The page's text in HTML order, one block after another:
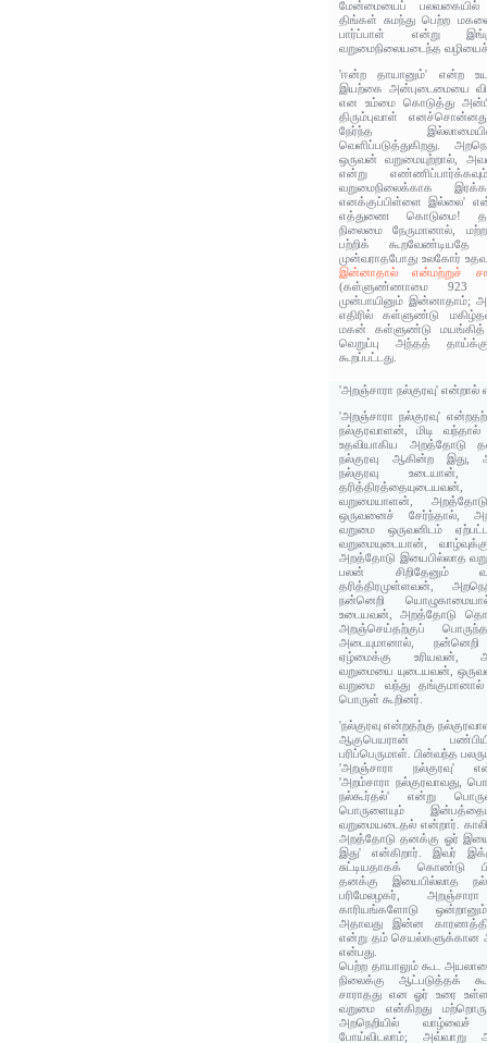
மேன்மையைப் பலவகையில்
திங்கள் சுமந்து பெற்ற
பார்ப்பாள் என்று
வறுமைநிலையடைந்த வழியைச்
'ஈன்ற தாயானும்' என்ற
இயற்கை அன்புடைமையை
என உம்மை கொடுத்து
திரும்புவாள்
நேர்ந்த
வெளிப்படுத்துகிறது.
ஒருவன் வறுமையுற்றால்,
என்று
வறுமைநிலைக்காக
எனக்குப்பிள்ளை இல்லை'
எத்துணை கொடுமை!
நிலைமை நேருமானால்,
பற்றிக்
முன்வராதபோது உலகோர்
இன்னாதால் என்மற்றுச்
(கள்ளுண்ணாமை 923
முன்பாயினும் இன்னாதாம்;
எதிரில் கள்ளுண்டு
மகன் கள்ளுண்டு மயங்கித்
வெறுப்பு அந்தத்
கூறப்பட்டது.
'அறஞ்சாரா நல்குரவு'
'அறஞ்சாரா நல்குரவு'
நல்குரவாளன், மிடி வந்தால்
உதவியாகிய அறத்தோடு
நல்குரவு ஆகின்ற இது,
நல்குரவு உடையான்,
வறுமையாளன்,
ஒருவனைச் சேர்ந்தால்,
வறுமை ஒருவனிடம்
வறுமையுடையான்,
அறத்தோடு இயைபில்லாத
பலன் சிறிதேனும்
தரித்திரமுள்ளவன்,
நன்னெறி
உடையவன், அறத்தோடு
அறஞ்செய்தற்குப்
அடையுமானால்,
ஏழ்மைக்கு உரியவன்,
வறுமையை யுடையவன்,
வறுமை வந்து
பொருள் கூறினர்.
'நல்குரவு என்றதற்கு
ஆகுபெயரான்
பரிப்பெருமாள். பின்வந்த
'அறஞ்சாரா நல்குரவு'
'அறம்சாரா நல்குரவாவது,
நல்கூர்தல்' என்று
பொருளையும்
வறுமையடைதல் என்றார்.
அறத்தோடு தனக்கு ஓர்
இது' என்கிறார். இவர்
சுட்டியதாகக் கொண்டு
தனக்கு இயைபில்லாத
பரிமேலழகர்,
காரியங்களோடு
அதாவது இன்ன
என்று தம் செயல்களுக்கான
என்பது.
பெற்ற தாயாலும் கூட
நிலைக்கு ஆட்படுத்தக்
சாராதது என ஓர் உரை
வறுமை என்கிறது
அறநெறியில் வாழ்வைச்
போய்விடலாம்; அவ்வாறு